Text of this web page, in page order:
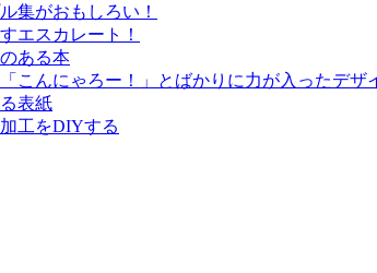
集がおもしろい！
エスカレート！
ある本
こんにゃろー！」とばかりに力が入ったデザ
表紙
工をDIYする